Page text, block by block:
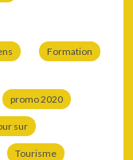
Formation
promo 2020
sur
Tourisme